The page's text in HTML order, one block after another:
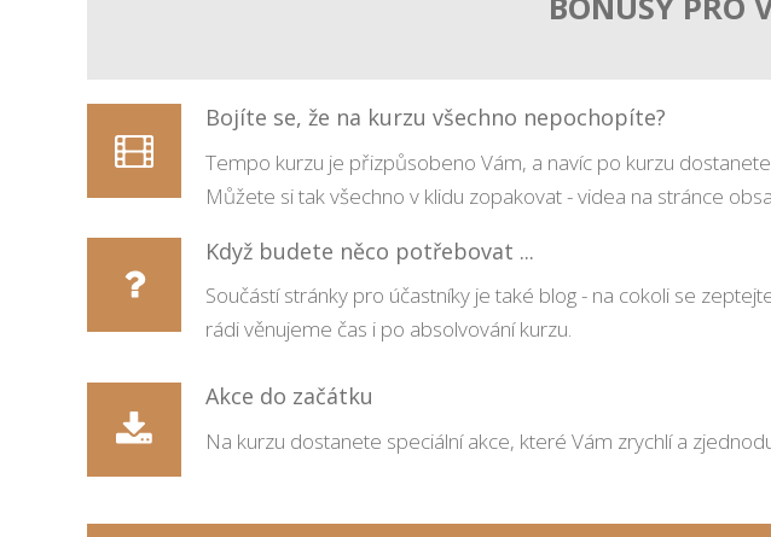
Bojíte se, že na kurzu všechno nepochopíte?
Tempo kurzu je přizpůsobeno Vám, a navíc po kurzu
Můžete si tak všechno v klidu zopakovat - videa na stránce
Když budete něco potřebovat ...
Součástí stránky pro účastníky je také blog - na cokoli se
rádi věnujeme čas i po absolvování kurzu.
Akce do začátku
Na kurzu dostanete speciální akce, které Vám zrychlí a